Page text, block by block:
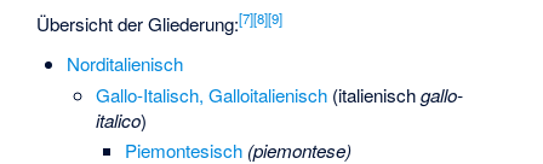
Übersicht der Gliederung:[7][8][9]
Norditalienisch
Gallo-Italisch, Galloitalienisch (italienischgallo-
italico)
Piemontesisch (piemontese)